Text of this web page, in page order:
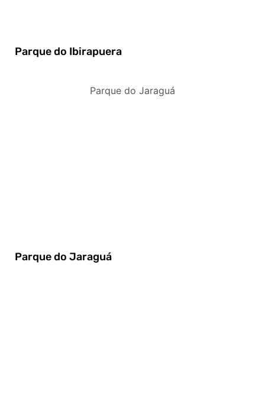
Parque do Ibirapuera
Parque do Jaraguá
Parque do Jaraguá